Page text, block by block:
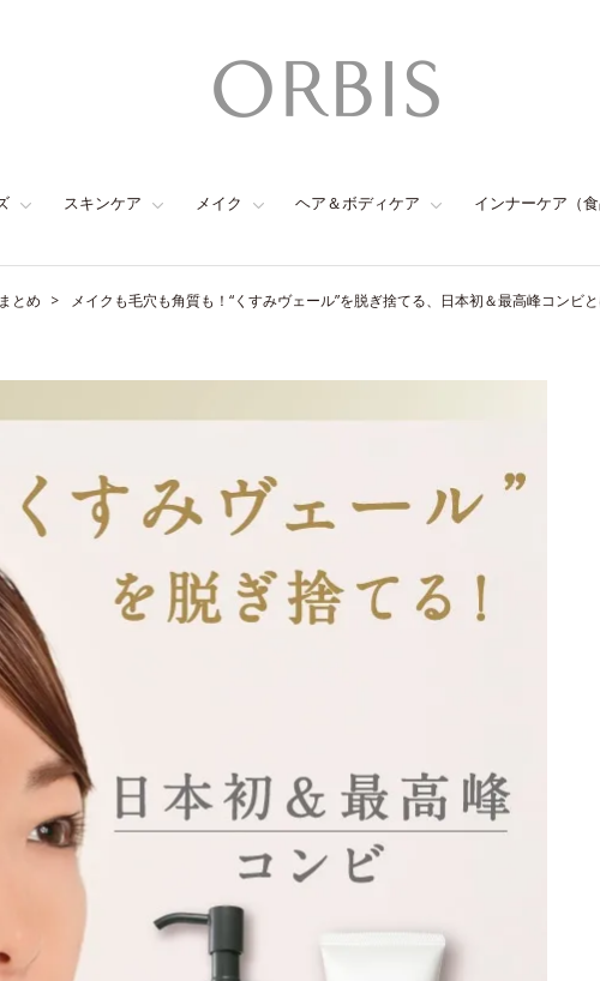
スキンケア メイク ヘア＆ボディケア インナーケア（食
とめ メイクも毛穴も角質も！“くすみヴェール”を脱ぎ捨てる、日本初＆最高峰コンビと